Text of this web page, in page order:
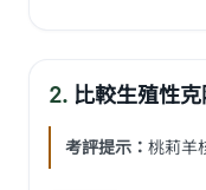
2. 比較生殖性
考評提示： 桃莉羊